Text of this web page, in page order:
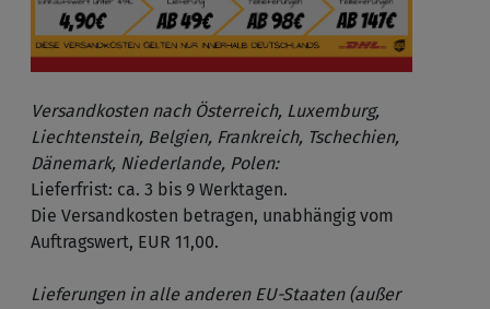
Versandkosten nach Österreich, Luxemburg,
Liechtenstein, Belgien, Frankreich, Tschechien,
Dänemark, Niederlande, Polen:
Lieferfrist: ca. 3 bis 9 Werktagen.
Die Versandkosten betragen, unabhängig vom
Auftragswert, EUR 11,00.
Lieferungen in alle anderen EU-Staaten (außer